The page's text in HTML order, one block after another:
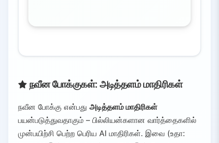
நவீன போக்குகள்: அடித்தளம் மாதிரிகள்
நவீன போக்கு என்பது அடித்தளம் மாதிரிகள்
பயன்படுத்துவதாகும் – பில்லியன்களான வார்த்தைகளில்
முன்பயிற்சி பெற்ற பெரிய AI மாதிரிகள். இவை (உதா: